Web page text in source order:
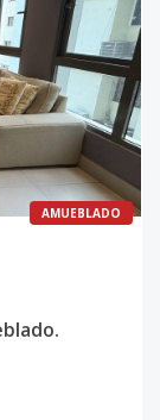
AMUEBLADO